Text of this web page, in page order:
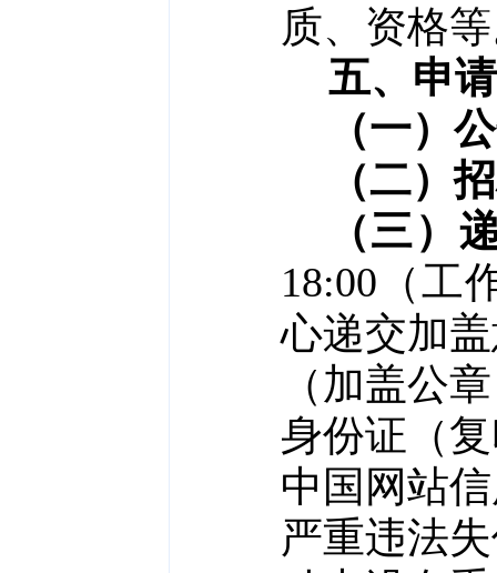
质、资格等
五、申
（一）
（二）
（三）
18:00 （工
心递交加
（加盖公
身份证（
中国网站
严重违法